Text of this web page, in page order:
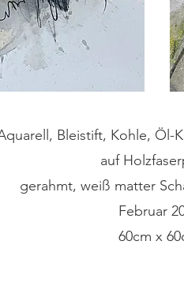
Bleistift, Kohle, Öl-
auf
gerahmt, weiß matter
Februar
60cm x